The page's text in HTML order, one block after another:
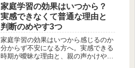
やすく解説します。教材選びで後悔し
たくない人に役立つ内容です。
家庭学習の効果はいつから？
実感できなくて普通な理由と
判断のめやす3つ
家庭学習の効果はいつから感じるのか
分からず不安になる方へ。実感できる
時期が曖昧な理由と、親の声かけや子